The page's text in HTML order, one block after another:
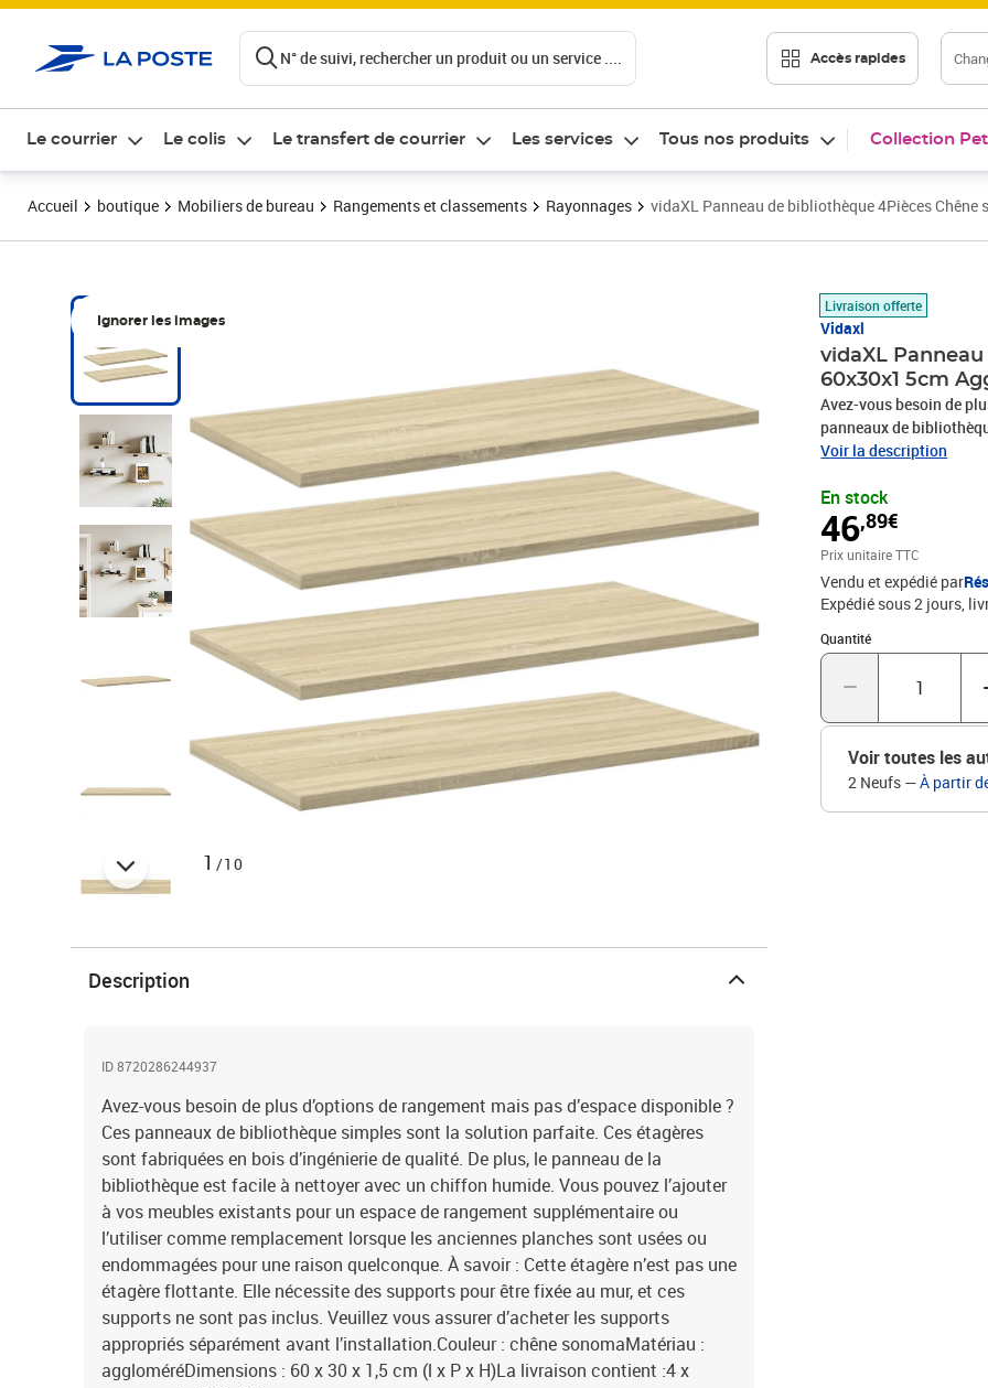
N° de suivi, rechercher un produit ou un service .... Accès rapides
Le courrier Le colis Le transfert de courrier Les services Tous nos produits Collection
Accueil boutique Mobiliers de bureau Rangements et classements Rayonnages vidaXL Panneau de bibliothèque 4Pièces
Ignorer les images
1 /10
Livraison offerte
Vidaxl
vidaXL
60x30x1 5cm
Avez-vous besoin de
panneaux de
fabriquées en bois
existants pour un
remplacement lorsque
raison quelconque. À
nécessite des supports
Veuillez vous assurer
l’installation.Couleur :
cm (l x P x H)La
Voir la description
En stock
46,89€
Prix 46,89€
Prix unitaire TTC
Vendu et expédié par
Expédié sous 2 jours
Quantité
Quantité : 1
Voir toutes les
2 Neufs —À partir
Description
ID 8720286244937
Avez-vous besoin de plus d’options de rangement mais pas d’espace disponible ?
Ces panneaux de bibliothèque simples sont la solution parfaite. Ces étagères
sont fabriquées en bois d’ingénierie de qualité. De plus, le panneau de la
bibliothèque est facile à nettoyer avec un chiffon humide. Vous pouvez l’ajouter
à vos meubles existants pour un espace de rangement supplémentaire ou
l’utiliser comme remplacement lorsque les anciennes planches sont usées ou
endommagées pour une raison quelconque. À savoir : Cette étagère n’est pas une
étagère flottante. Elle nécessite des supports pour être fixée au mur, et ces
supports ne sont pas inclus. Veuillez vous assurer d’acheter les supports
appropriés séparément avant l’installation.Couleur : chêne sonomaMatériau :
aggloméréDimensions : 60 x 30 x 1,5 cm (l x P x H)La livraison contient :4 x